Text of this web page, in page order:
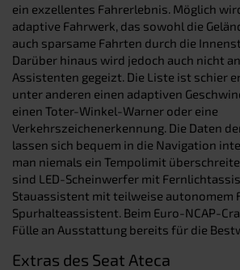
ein exzellentes Fahrerlebnis. Möglich
adaptive Fahrwerk, das sowohl die
auch sparsame Fahrten durch die
Darüber hinaus wird jedoch auch nicht
Assistenten gegeizt. Die Liste ist schier
unter anderen einen adaptiven
einen Toter-Winkel-Warner oder eine
Verkehrszeichenerkennung. Die Daten
lassen sich bequem in die Navigation
man niemals ein Tempolimit
sind LED-Scheinwerfer mit
Stauassistent mit teilweise autonomem
Spurhalteassistent. Beim Euro-NCAP-
Fülle an Ausstattung bereits für die
Extras des Seat Ateca